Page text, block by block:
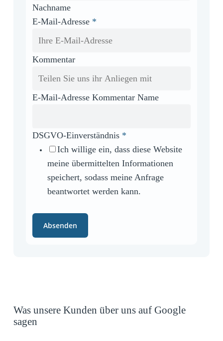
Nachname
E-Mail-Adresse *
Kommentar
E-Mail-Adresse Kommentar Name
DSGVO-Einverständnis *
Ich willige ein, dass diese Website
meine übermittelten Informationen
speichert, sodass meine Anfrage
beantwortet werden kann.
Absenden
Was unsere Kunden über uns auf Google
sagen